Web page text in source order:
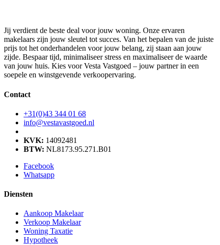
Jij verdient de beste deal voor jouw woning. Onze ervaren
makelaars zijn jouw sleutel tot succes. Van het bepalen van de juiste
prijs tot het onderhandelen voor jouw belang, zij staan aan jouw
zijde. Bespaar tijd, minimaliseer stress en maximaliseer de waarde
van jouw huis. Kies voor Vesta Vastgoed – jouw partner in een
soepele en winstgevende verkoopervaring.
Contact
+31(0)43 344 01 68
info@vestavastgoed.nl
KVK: 14092481
BTW: NL8173.95.271.B01
Facebook
Whatsapp
Diensten
Aankoop Makelaar
Verkoop Makelaar
Woning Taxatie
Hypotheek